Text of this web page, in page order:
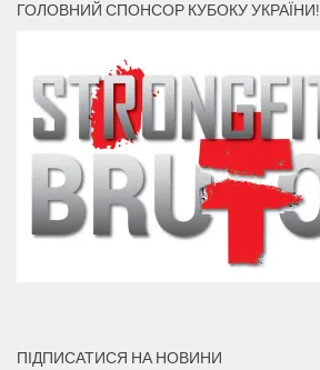
ГОЛОВНИЙ СПОНСОР КУБОКУ УКРАЇНИ!
ПІДПИСАТИСЯ НА НОВИНИ